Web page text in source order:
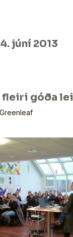
júní 2013
fleiri góða